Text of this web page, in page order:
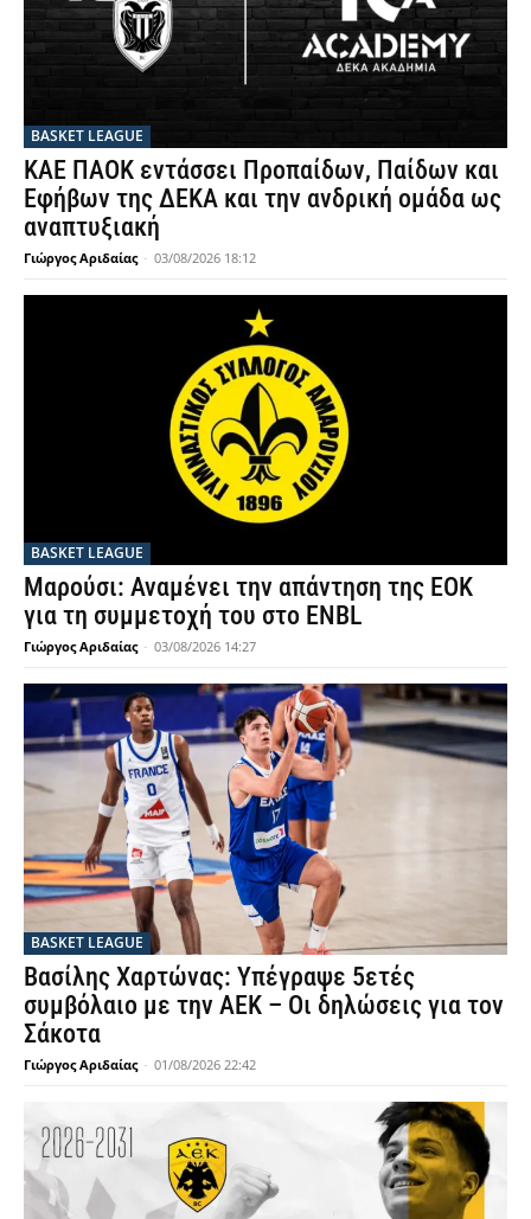
BASKET LEAGUE
ΚΑΕ ΠΑΟΚ εντάσσει Προπαίδων, Παίδων και
Εφήβων της ΔΕΚΑ και την ανδρική ομάδα ως
αναπτυξιακή
Γιώργος Αριδαίας - 03/08/2026 18:12
BASKET LEAGUE
Μαρούσι: Αναμένει την απάντηση της ΕΟΚ
για τη συμμετοχή του στο ENBL
Γιώργος Αριδαίας - 03/08/2026 14:27
BASKET LEAGUE
Βασίλης Χαρτώνας: Υπέγραψε 5ετές
συμβόλαιο με την ΑΕΚ – Οι δηλώσεις για τον
Σάκοτα
Γιώργος Αριδαίας - 01/08/2026 22:42